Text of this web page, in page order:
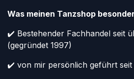
Was meinen Tanzshop
✔️ Bestehender Fachhandel seit
(gegründet 1997)
✔️ von mir persönlich geführt seit